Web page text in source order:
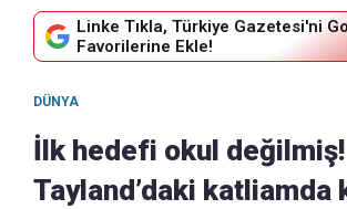
Linke Tıkla, Türkiye Gazetesi'ni
Favorilerine Ekle!
DÜNYA
İlk hedefi okul değilmiş!
Tayland’daki katliamda